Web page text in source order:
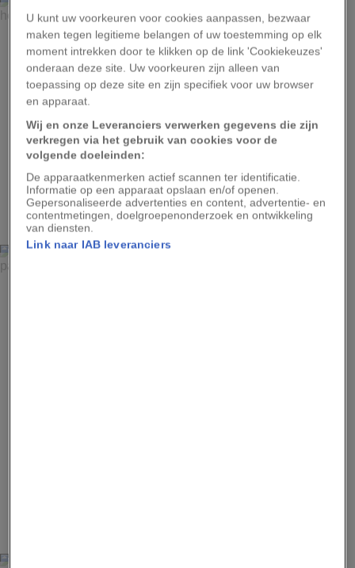
ISABEL CORTHIER
Brotherhood-leden houden even pauze voordat ze
verdergaan met hun community walk door het township.
De sociëteit is een mix van jong en oud. Hoewel de
oudere leden sneller respect afdwingen, vinden ze het ook
belangrijk dat jongeren zich kunnen identificeren met de
groep
2
U kunt uw voorkeuren voor cookies aanpassen, bezwaar
maken tegen legitieme belangen of uw toestemming op elk
moment intrekken door te klikken op de link 'Cookiekeuzes'
onderaan deze site. Uw voorkeuren zijn alleen van
toepassing op deze site en zijn specifiek voor uw browser
en apparaat.
Wij en onze Leveranciers verwerken gegevens die zijn
verkregen via het gebruik van cookies voor de
volgende doeleinden:
De apparaatkenmerken actief scannen ter identificatie.
Informatie op een apparaat opslaan en/of openen.
Gepersonaliseerde advertenties en content, advertentie- en
contentmetingen, doelgroepenonderzoek en ontwikkeling
van diensten.
Link naar IAB leveranciers